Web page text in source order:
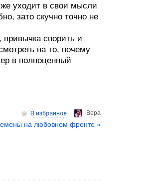
уходит в свои мысли
зато скучно точно не
привычка спорить и
на то, почему
в полноценный
Верa
на любовном фронте »